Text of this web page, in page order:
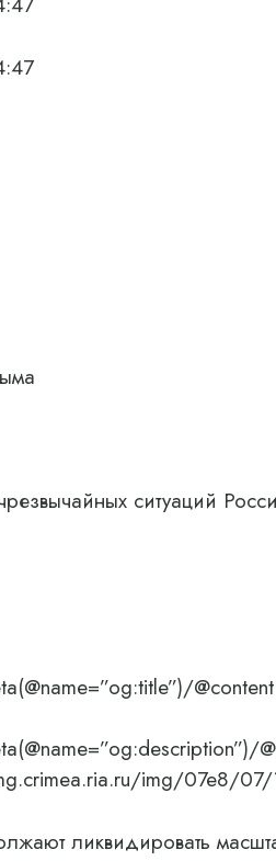
ситуаций
@content
img/07e8/
ликвидировать